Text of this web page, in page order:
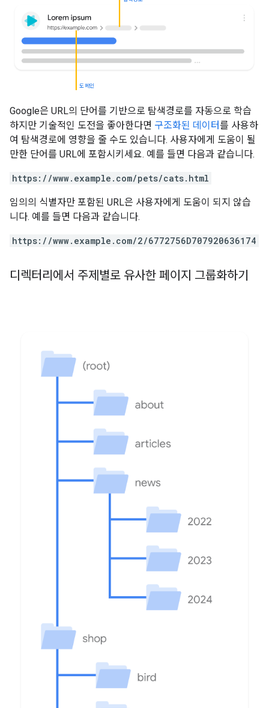
도메인
Google은 URL의 단어를 기반으로 탐색경로를 자동으로 학습
하지만 기술적인 도전을 좋아한다면 구조화된 데이터를 사용하
여 탐색경로에 영향을 줄 수도 있습니다. 사용자에게 도움이 될
만한 단어를 URL에 포함시키세요. 예를 들면 다음과 같습니다.
https://www.example.com/pets/cats.html
임의의 식별자만 포함된 URL은 사용자에게 도움이 되지 않습
니다. 예를 들면 다음과 같습니다.
https://www.example.com/2/6772756D707920636174
디렉터리에서 주제별로 유사한 페이지 그룹화하기